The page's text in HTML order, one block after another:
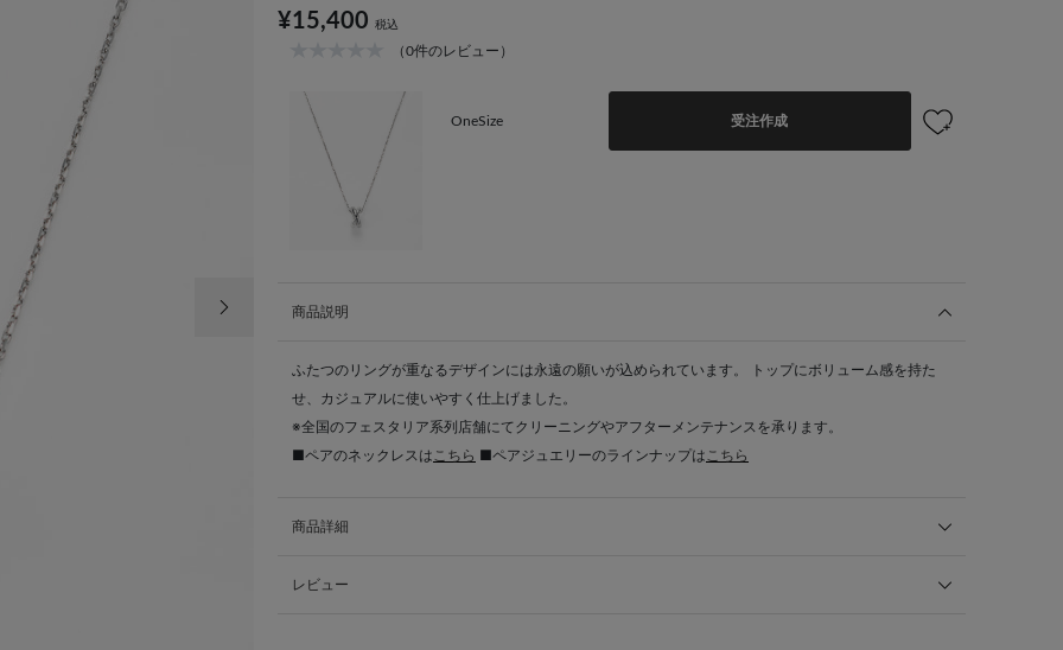
¥15,400 税込
（0件のレビュー）
OneSize 受注作成
商品説明
ふたつのリングが重なるデザインには永遠の願いが込められています。 トップにボリューム感を持た
せ、カジュアルに使いやすく仕上げました。
※全国のフェスタリア系列店舗にてクリーニングやアフターメンテナンスを承ります。
■ペアのネックレスは こちら ■ペアジュエリーのラインナップは こちら
商品詳細
レビュー